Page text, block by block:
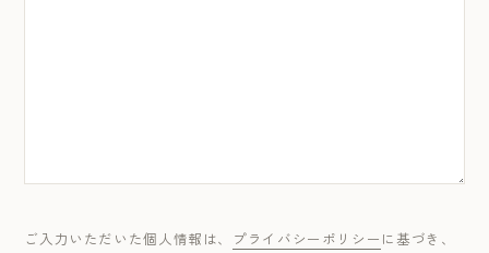
ご入力いただいた個人情報は、 プライバシーポリシー に基づき、